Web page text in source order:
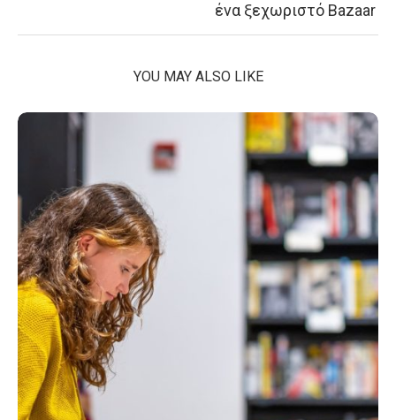
ένα ξεχωριστό Bazaar
YOU MAY ALSO LIKE